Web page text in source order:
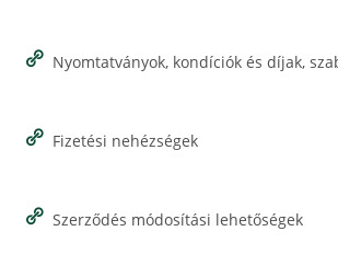
Nyomtatványok, kondíciók és díjak,
Fizetési nehézségek
Szerződés módosítási lehetőségek